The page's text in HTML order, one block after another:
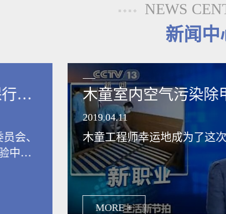
NEWS
新闻中
业
会、
中
木童室内空气污染
领健康新生活
2019.04.11
木童工程师幸运地成为了这
MORE +